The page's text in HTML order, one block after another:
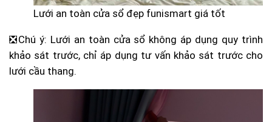
Lưới an toàn cửa sổ đẹp funismart giá tốt
❎Chú ý: Lưới an toàn cửa sổ không áp dụng quy trình
khảo sát trước, chỉ áp dụng tư vấn khảo sát trước cho
lưới cầu thang.